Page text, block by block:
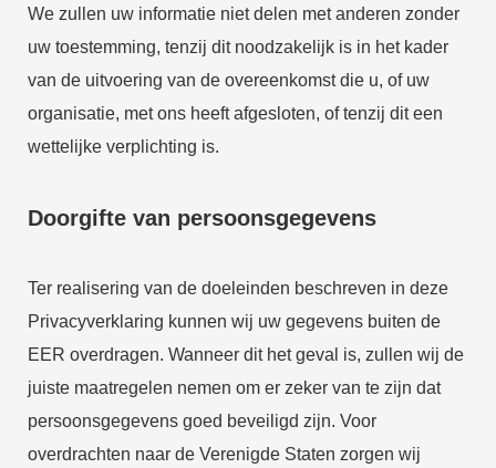
We zullen uw informatie niet delen met anderen zonder
uw toestemming, tenzij dit noodzakelijk is in het kader
van de uitvoering van de overeenkomst die u, of uw
organisatie, met ons heeft afgesloten, of tenzij dit een
wettelijke verplichting is.
Doorgifte van persoonsgegevens
Ter realisering van de doeleinden beschreven in deze
Privacyverklaring kunnen wij uw gegevens buiten de
EER overdragen. Wanneer dit het geval is, zullen wij de
juiste maatregelen nemen om er zeker van te zijn dat
persoonsgegevens goed beveiligd zijn. Voor
overdrachten naar de Verenigde Staten zorgen wij